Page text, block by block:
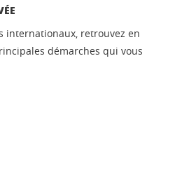
internationaux, retrouvez en
démarches qui vous